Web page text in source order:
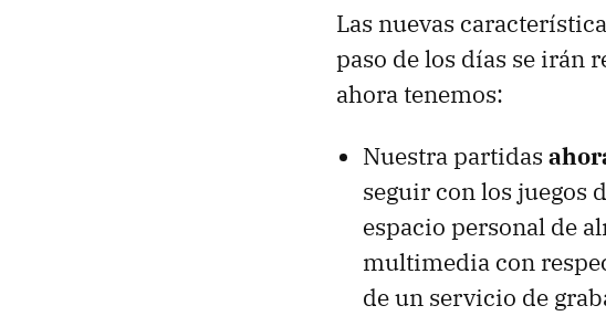
Las nuevas
paso de los días se irán
ahora tenemos:
Nuestra partidas
seguir con los juegos
espacio personal de
multimedia con
de un servicio de